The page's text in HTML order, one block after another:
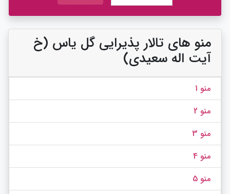
منو های تالار پذیرایی گل یاس (خ
آیت اله سعیدی)
منو 1
منو 2
منو 3
منو 4
منو 5